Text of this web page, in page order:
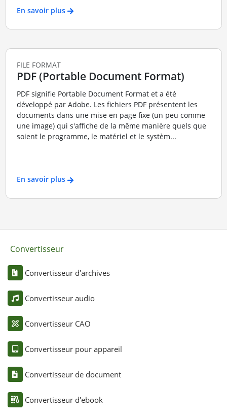
En savoir plus
FILE FORMAT
PDF (Portable Document Format)
PDF signifie Portable Document Format et a été
développé par Adobe. Les fichiers PDF présentent les
documents dans une mise en page fixe (un peu comme
une image) qui s'affiche de la même manière quels que
soient le programme, le matériel et le systèm...
En savoir plus
Convertisseur
Convertisseur d'archives
Convertisseur audio
Convertisseur CAO
Convertisseur pour appareil
Convertisseur de document
Convertisseur d'ebook